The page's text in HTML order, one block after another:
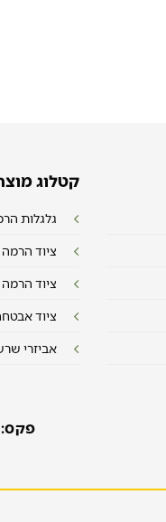
קטלוג
גלגלות
ציוד הרמה
ציוד הרמה
ציוד
אביזרי
פקס: 03-6880757